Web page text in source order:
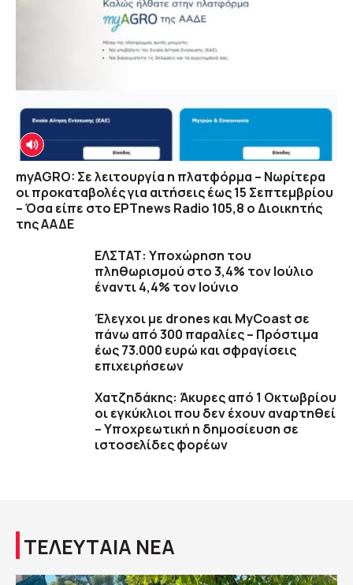
myAGRO: Σε λειτουργία η πλατφόρμα – Νωρίτερα
οι προκαταβολές για αιτήσεις έως 15 Σεπτεμβρίου
– Όσα είπε στο ΕΡΤnews Radio 105,8 ο Διοικητής
της ΑΑΔΕ
ΕΛΣΤΑΤ: Υποχώρηση του
πληθωρισμού στο 3,4% τον Ιούλιο
έναντι 4,4% τον Ιούνιο
Έλεγχοι με drones και MyCoast σε
πάνω από 300 παραλίες – Πρόστιμα
έως 73.000 ευρώ και σφραγίσεις
επιχειρήσεων
Χατζηδάκης: Άκυρες από 1 Οκτωβρίου
οι εγκύκλιοι που δεν έχουν αναρτηθεί
– Υποχρεωτική η δημοσίευση σε
ιστοσελίδες φορέων
ΤΕΛΕΥΤΑΙΑ ΝΕΑ